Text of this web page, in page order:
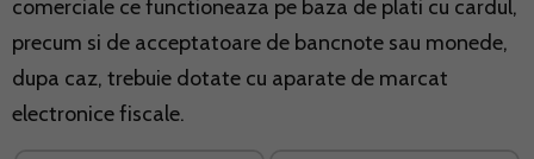
comerciale ce functioneaza pe baza de plati cu cardul,
precum si de acceptatoare de bancnote sau monede,
dupa caz, trebuie dotate cu aparate de marcat
electronice fiscale.